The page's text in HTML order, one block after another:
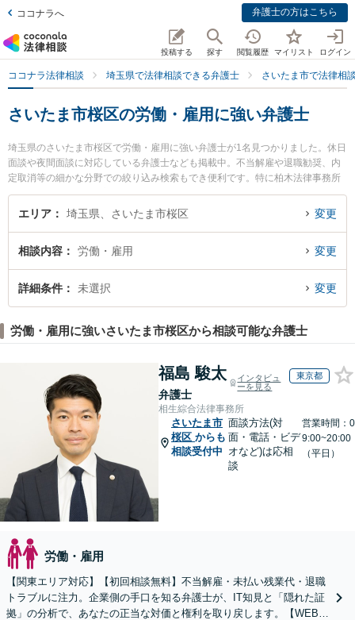
ココナラへ 弁護士の方はこちら
投稿する 探す 閲覧履歴 マイリスト ログイン
ココナラ法律相談 埼玉県で法律相談できる弁護士 さいたま市で法律相
さいたま市桜区の労働・雇用に強い弁護士
埼玉県のさいたま市桜区で労働・雇用に強い弁護士が1名見つかりました。休日
面談や夜間面談に対応している弁護士なども掲載中。不当解雇や退職勧奨、内
定取消等の細かな分野での絞り込み検索もでき便利です。特に柏木法律事務所
の柏木 恭平弁護士のプロフィール情報や弁護士費用、強みなどが注目されてい
ます。『さいたま市桜区で土日や夜間に発生した労働・雇用のトラブルを今す
桜区内の弁護士に相談予約したい』などでお困りの相談者さんにおすすめで
す。
エリア 埼玉県、さいたま市桜区 変更
相談内容 労働・雇用 変更
詳細条件 未選択 変更
労働・雇用に強いさいたま市桜区から相談可能な弁護士
福島 駿太
弁護士
インタビュ
ーを見る
東京都
相生綜合法律事務所
さいたま市
桜区 からも
相談受付中
面談方法(対
面・電話・ビデ
オなど)は応相
談
営業時間：0
9:00~20:00
（平日）
労働・雇用
【関東エリア対応】【初回相談無料】不当解雇・未払い残業代・退職
トラブルに注力。企業側の手口を知る弁護士が、IT知見と「隠れた証
拠」の分析で、あなたの正当な対価と権利を取り戻します。【WEB面